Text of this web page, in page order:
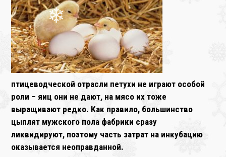
птицеводческой отрасли петухи не играют особой
роли – яиц они не дают, на мясо их тоже
выращивают редко. Как правило, большинство
цыплят мужского пола фабрики сразу
ликвидируют, поэтому часть затрат на инкубацию
оказывается неоправданной.
❄